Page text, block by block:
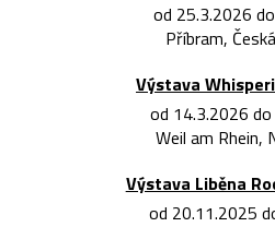
od 25.3.2026
Příbram,
Výstava
od 14.3.2026
Weil am Rhein,
Výstava Liběna
od 20.11.2025